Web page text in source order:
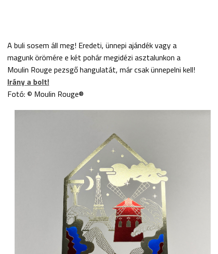
A buli sosem áll meg! Eredeti, ünnepi ajándék vagy a
magunk örömére e két pohár megidézi asztalunkon a
Moulin Rouge pezsgő hangulatát, már csak ünnepelni kell!
Irány a bolt!
Fotó: © Moulin Rouge®